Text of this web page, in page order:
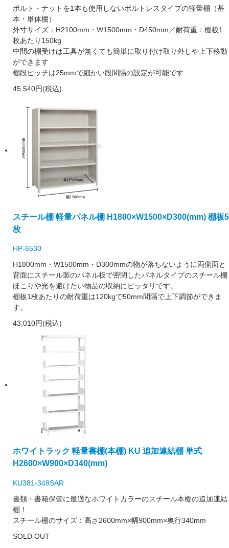
ボルト・ナットを1本も使用しないボルトレスタイプの軽量棚（基
本・単体棚）
外寸サイズ：H2100mm・W1500mm・D450mm／耐荷重：棚板1
枚あたり150kg
中間の棚受けは工具が無くても簡単に取り付け取り外しや上下移動
ができます
棚段ピッチは25mmで細かい段間隔の設定が可能です
45,540円(税込)
スチール棚 軽量パネル棚 H1800×W1500×D300(mm) 棚板5
枚
HP-6530
H1800mm・W1500mm・D300mmの物が落ちないように両側面と
背面にスチール製のパネル板で密閉したパネルタイプのスチール棚
ほこりや光を避けたい物品の収納にピッタリです。
棚板1枚あたりの耐荷重は120kgで50mm間隔で上下調節ができま
す。
43,010円(税込)
ホワイトラック 軽量書棚(本棚) KU 追加連結棚 単式
H2600×W900×D340(mm)
KU381-348SAR
書類・書籍保管に最適なホワイトカラーのスチール本棚の追加連結
棚！
スチール棚のサイズ：高さ2600mm×幅900mm×奥行340mm
SOLD OUT